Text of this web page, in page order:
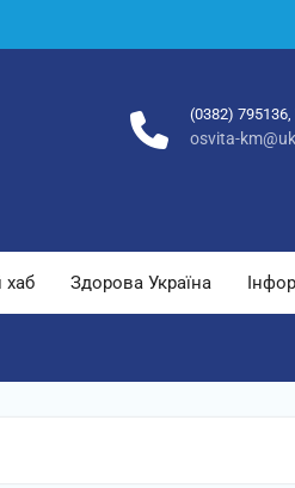
(0382)
osvita-
хаб Здорова Україна